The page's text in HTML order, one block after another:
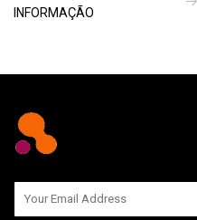
encontro anual esperado. Atrai
um conjunto global de
INFORMAÇÃO